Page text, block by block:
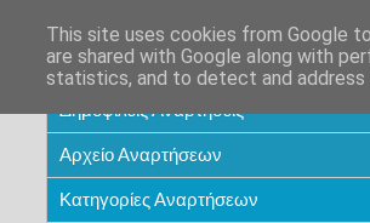
Δημοφιλείς Αναρτήσεις
Αρχείο Αναρτήσεων
Κατηγορίες Αναρτήσεων
This site uses cookies from Google
are shared with Google along with
statistics, and to detect and address